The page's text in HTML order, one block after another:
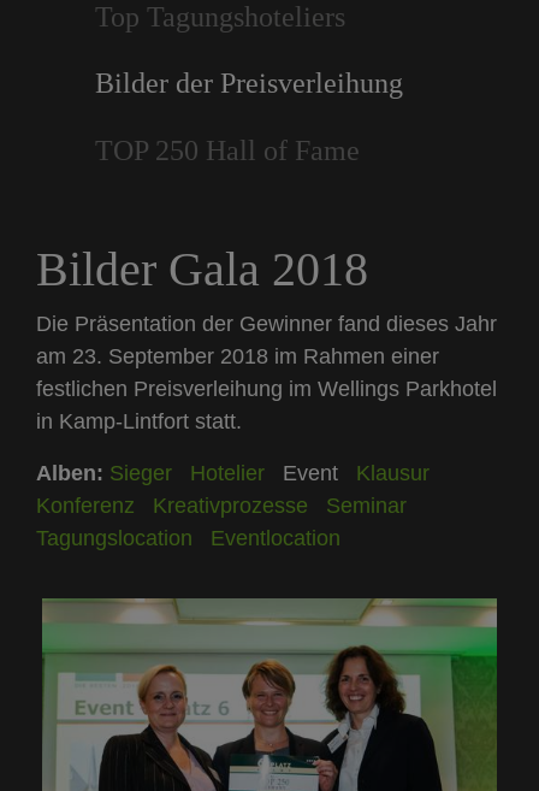
Top Tagungshoteliers
Bilder der Preisverleihung
TOP 250 Hall of Fame
Bilder Gala 2018
Die Präsentation der Gewinner fand dieses Jahr
am 23. September 2018 im Rahmen einer
festlichen Preisverleihung im Wellings Parkhotel
in Kamp-Lintfort statt.
Alben: Sieger Hotelier Event
Klausur
Konferenz
Kreativprozesse
Seminar
Tagungslocation
Eventlocation